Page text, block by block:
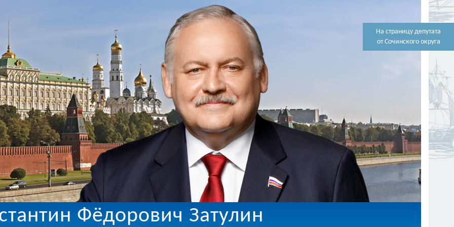
На страницу депутата
от Сочинского округа
Фёдорович Затулин